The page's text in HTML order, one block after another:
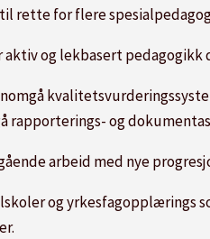
rette for flere
aktiv og lekbasert
rapporterings- og
arbeid med nye
og yrkesfagopplærings